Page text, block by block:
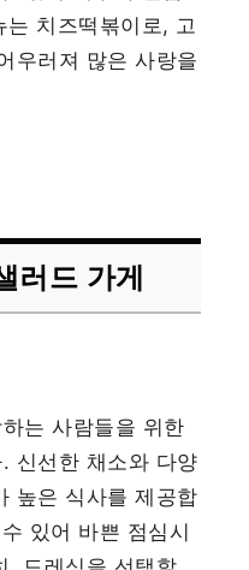
치즈떡볶이로, 고
우러져 많은 사랑을
러드 가게
는 사람들을 위한
신선한 채소와 다양
높은 식사를 제공합
있어 바쁜 점심시